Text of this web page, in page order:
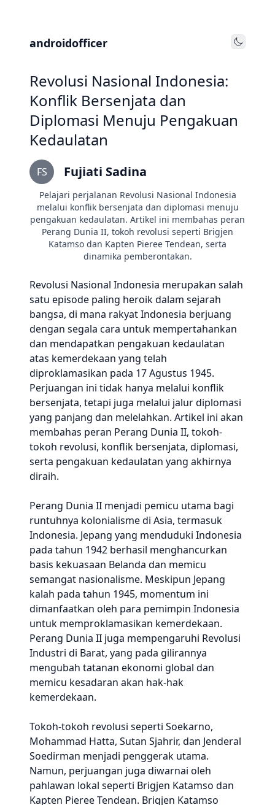
androidofficer Toggle
Revolusi Nasional Indonesia:
Konflik Bersenjata dan
Diplomasi Menuju Pengakuan
Kedaulatan
FS Fujiati Sadina
Pelajari perjalanan Revolusi Nasional Indonesia
melalui konflik bersenjata dan diplomasi menuju
pengakuan kedaulatan. Artikel ini membahas peran
Perang Dunia II, tokoh revolusi seperti Brigjen
Katamso dan Kapten Pieree Tendean, serta
dinamika pemberontakan.
Revolusi Nasional Indonesia merupakan salah
satu episode paling heroik dalam sejarah
bangsa, di mana rakyat Indonesia berjuang
dengan segala cara untuk mempertahankan
dan mendapatkan pengakuan kedaulatan
atas kemerdekaan yang telah
diproklamasikan pada 17 Agustus 1945.
Perjuangan ini tidak hanya melalui konflik
bersenjata, tetapi juga melalui jalur diplomasi
yang panjang dan melelahkan. Artikel ini akan
membahas peran Perang Dunia II, tokoh-
tokoh revolusi, konflik bersenjata, diplomasi,
serta pengakuan kedaulatan yang akhirnya
diraih.
Perang Dunia II menjadi pemicu utama bagi
runtuhnya kolonialisme di Asia, termasuk
Indonesia. Jepang yang menduduki Indonesia
pada tahun 1942 berhasil menghancurkan
basis kekuasaan Belanda dan memicu
semangat nasionalisme. Meskipun Jepang
kalah pada tahun 1945, momentum ini
dimanfaatkan oleh para pemimpin Indonesia
untuk memproklamasikan kemerdekaan.
Perang Dunia II juga mempengaruhi Revolusi
Industri di Barat, yang pada gilirannya
mengubah tatanan ekonomi global dan
memicu kesadaran akan hak-hak
kemerdekaan.
Tokoh-tokoh revolusi seperti Soekarno,
Mohammad Hatta, Sutan Sjahrir, dan Jenderal
Soedirman menjadi penggerak utama.
Namun, perjuangan juga diwarnai oleh
pahlawan lokal seperti Brigjen Katamso dan
Kapten Pieree Tendean. Brigjen Katamso